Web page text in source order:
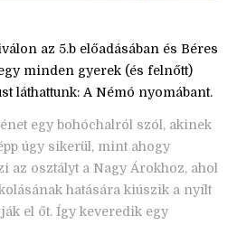
az 5.b előadásában és Béres
minden gyerek (és felnőtt)
láthattunk: A Némó nyomábant.
egy bohóchalról szól, akinek
úgy sikerül, mint ahogy
az osztályt a Nagy Árokhoz, ahol
hatására kiúszik a nyílt
el őt. Így keveredik egy